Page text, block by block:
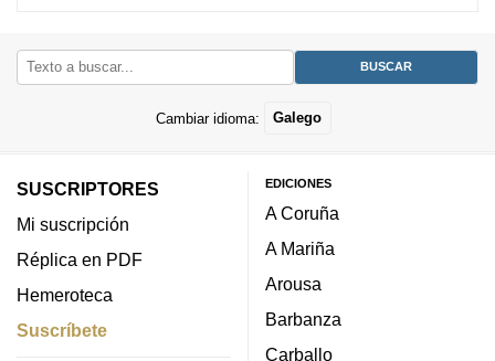
Cambiar idioma: Galego
SUSCRIPTORES
Mi suscripción
Réplica en PDF
Hemeroteca
Suscríbete
EDICIONES
A Coruña
A Mariña
Arousa
Barbanza
Carballo